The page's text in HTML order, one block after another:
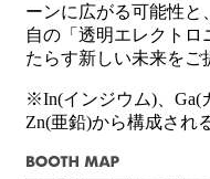
ーンに広がる可能性と
自の「透明エレクトロ
たらす新しい未来をご
※In(インジウム)、Ga(
Zn(亜鉛)から構成され